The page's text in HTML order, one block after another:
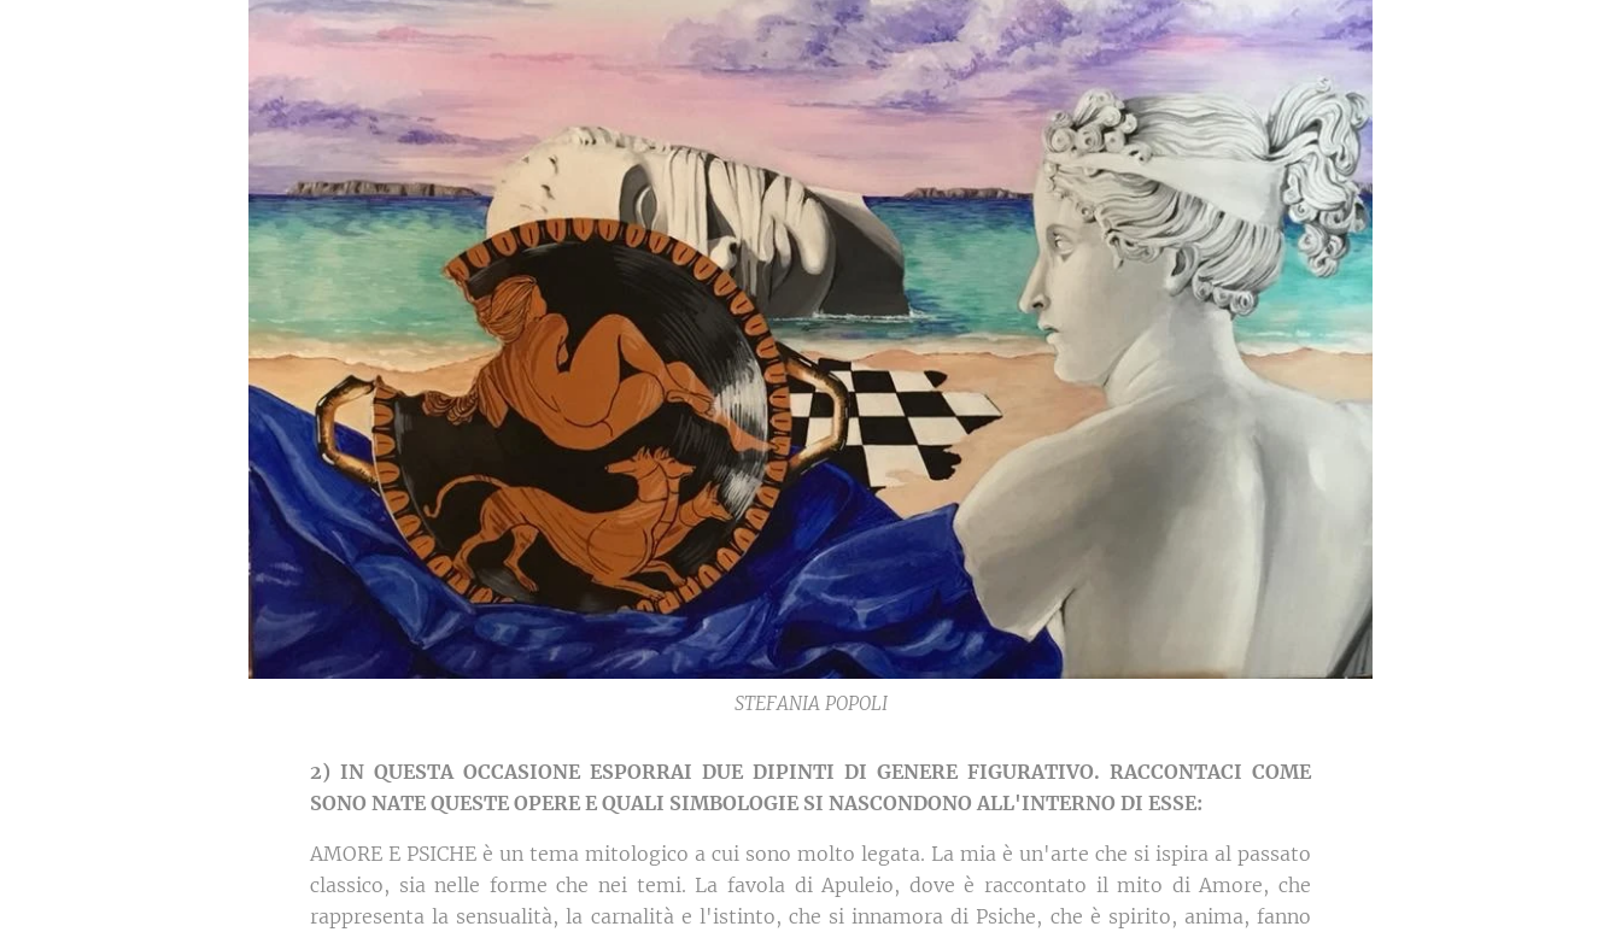
STEFANIA POPOLI
2) IN QUESTA OCCASIONE ESPORRAI DUE DIPINTI DI GENERE FIGURATIVO. RACCONTACI COME
SONO NATE QUESTE OPERE E QUALI SIMBOLOGIE SI NASCONDONO ALL'INTERNO DI ESSE:
AMORE E PSICHE è un tema mitologico a cui sono molto legata. La mia è un'arte che si ispira al passato
classico, sia nelle forme che nei temi. La favola di Apuleio, dove è raccontato il mito di Amore, che
rappresenta la sensualità, la carnalità e l'istinto, che si innamora di Psiche, che è spirito, anima, fanno